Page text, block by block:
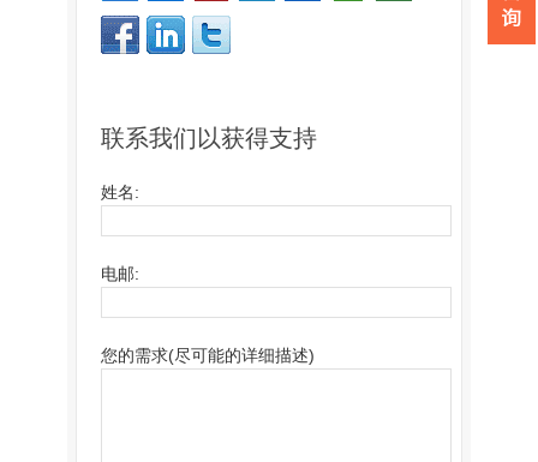
联系我们以获得支持
姓名:
电邮:
您的需求(尽可能的详细描述)